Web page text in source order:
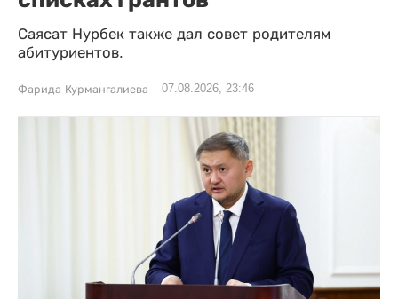
Саясат Нурбек также дал совет родителям
абитуриентов.
Фарида Курмангалиева 07.08.2026, 23:46